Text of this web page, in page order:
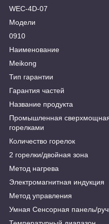
WEC-4D-07
Модели
0910
Наименование
Meikong
Тип гарантии
Гарантия частей
Название продукта
Промышленная
горелками
Количество горелок
2 горелки/двойная зона
Метод нагрева
Электромагнитная индукция
Метод управления
Умная Сенсорная панель/